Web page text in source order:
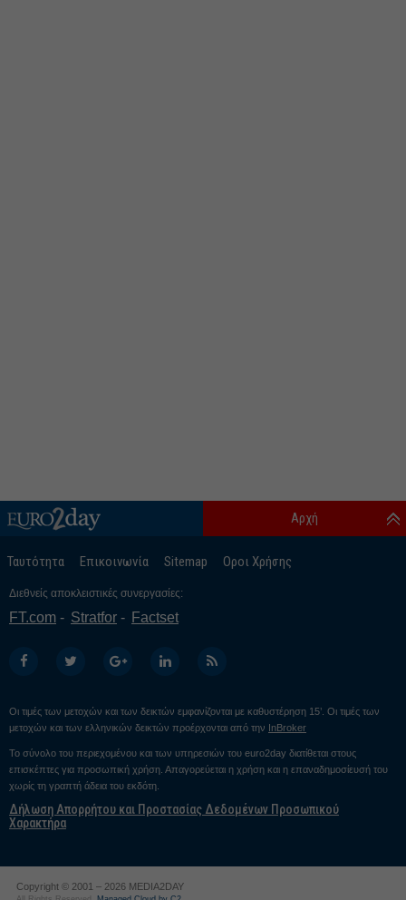
Ταυτότητα Επικοινωνία Sitemap Οροι Χρήσης
Αρχή
Διεθνείς αποκλειστικές συνεργασίες:
FT.com Stratfor Factset
Οι τιμές των μετοχών και των δεικτών εμφανίζονται με καθυστέρηση 15’. Οι τιμές των
μετοχών και των ελληνικών δεικτών προέρχονται από την InBroker
Το σύνολο του περιεχομένου και των υπηρεσιών του euro2day διατίθεται στους
επισκέπτες για προσωπική χρήση. Απαγορεύεται η χρήση και η επαναδημοσίευσή του
χωρίς τη γραπτή άδεια του εκδότη.
Δήλωση Απορρήτου και Προστασίας Δεδομένων Προσωπικού
Χαρακτήρα
Copyright © 2001 – 2026 MEDIA2DAY